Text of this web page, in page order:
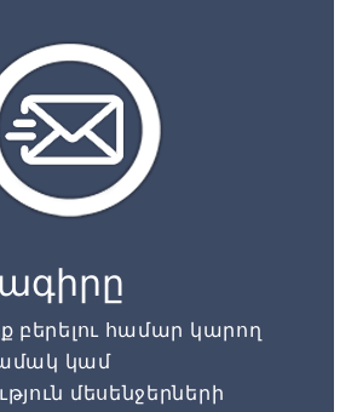
բերելու համար կարող
կամ
մեսենջերների